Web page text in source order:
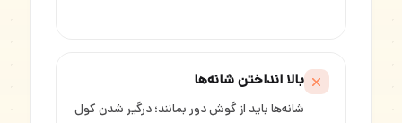
بالا انداختن شانه‌ها
شانه‌ها باید از گوش دور بمانند؛ درگیر شدن کول